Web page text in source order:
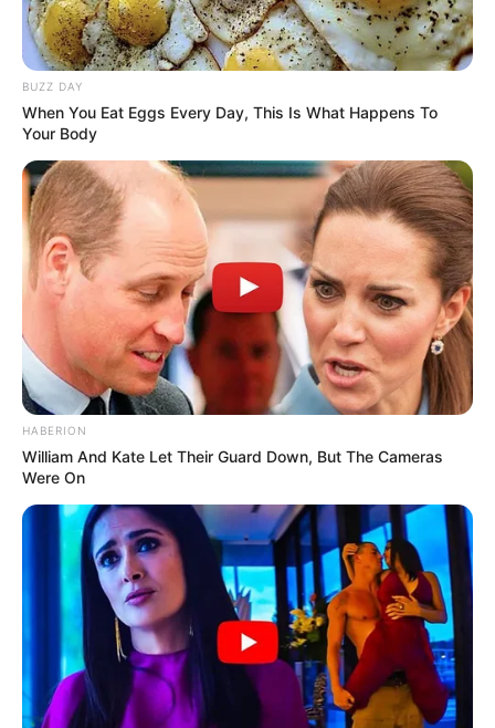
…
Top Chevaux de la PRESSE PMU PLAY
Astro Quinté : découvrez le ou les signes les
plus chanceux du jour
BUZZ DAY
When You Eat Eggs Every Day, This Is What Happens To
Your Body
HABERION
William And Kate Let Their Guard Down, But The Cameras
Were On